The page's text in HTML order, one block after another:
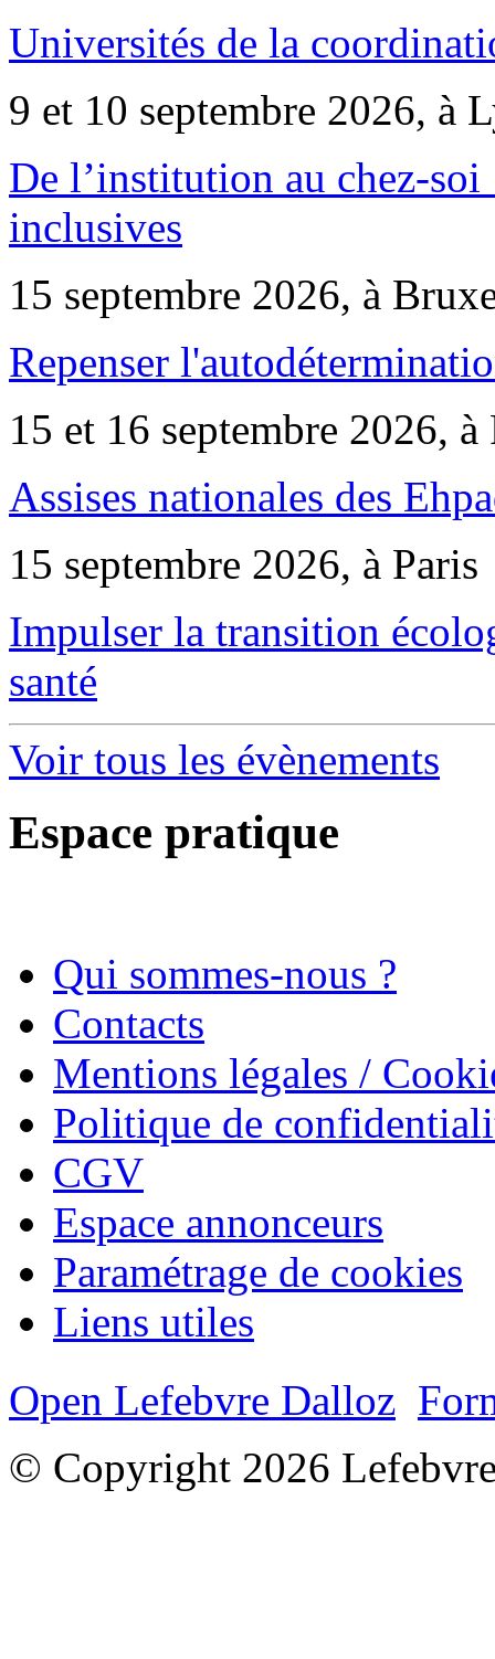
Universités de la
9 et 10 septembre 2026, à
De l’institution au chez-
inclusives
15 septembre 2026, à
Repenser
15 et 16 septembre 2026, à
Assises nationales des
15 septembre 2026, à Paris
Impulser la transition
santé
Voir tous les évènements
Espace pratique
Qui sommes-nous ?
Contacts
Mentions légales /
Politique de
CGV
Espace annonceurs
Paramétrage de cookies
Liens utiles
Open Lefebvre Dalloz
© Copyright 2026